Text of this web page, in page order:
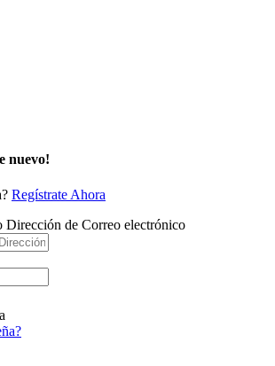
nuevo!
Regístrate Ahora
Dirección de Correo electrónico